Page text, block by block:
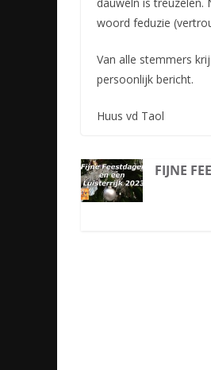
woord feduzie
Van alle stemmers
persoonlijk bericht.
Huus vd Taol
FIJNE